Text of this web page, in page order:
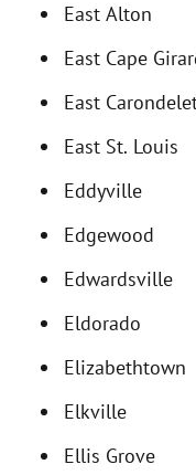
East Alton
East Cape
East
East St. Louis
Eddyville
Edgewood
Edwardsville
Eldorado
Elizabethtown
Elkville
Ellis Grove